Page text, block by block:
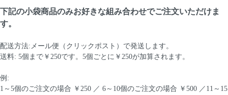
下記の小袋商品のみお好きな組み合わせでご注文いただけま
す。
配送方法:メール便（クリックポスト）で発送します。
送料: 5個まで￥250です。5個ごとに￥250が加算されます。
例:
1～5個のご注文の場合 ￥250 ／ 6～10個のご注文の場合 ￥500 ／11～15